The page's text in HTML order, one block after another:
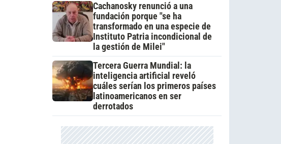
Cachanosky renunció a una
fundación porque "se ha
transformado en una especie de
Instituto Patria incondicional de
la gestión de Milei"
Tercera Guerra Mundial: la
inteligencia artificial reveló
cuáles serían los primeros países
latinoamericanos en ser
derrotados